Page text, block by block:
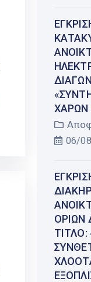
ΧΑΡΏΝ
06/
ΟΡΊΩΝ